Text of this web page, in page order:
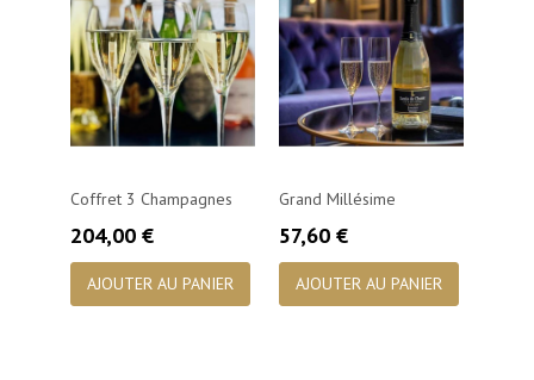
Coffret 3 Champagnes
Prix
204,00 €
AJOUTER AU PANIER
Grand Millésime
Prix
57,60 €
AJOUTER AU PANIER